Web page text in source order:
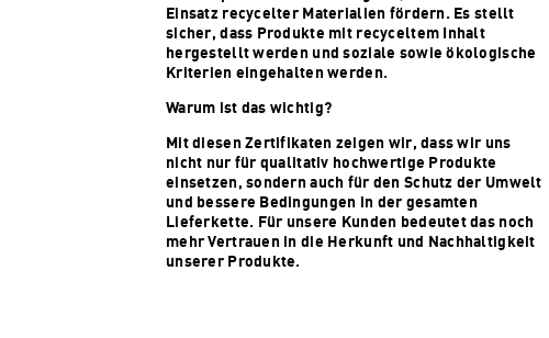
Einsatz recycelter Materialien fördern. Es stellt
sicher, dass Produkte mit recyceltem Inhalt
hergestellt werden und soziale sowie ökologische
Kriterien eingehalten werden.
Warum ist das wichtig?
Mit diesen Zertifikaten zeigen wir, dass wir uns
nicht nur für qualitativ hochwertige Produkte
einsetzen, sondern auch für den Schutz der Umwelt
und bessere Bedingungen in der gesamten
Lieferkette. Für unsere Kunden bedeutet das noch
mehr Vertrauen in die Herkunft und Nachhaltigkeit
unserer Produkte.